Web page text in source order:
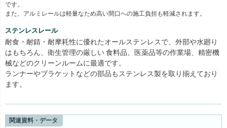
です。
また、アルミレールは軽量なため高い間口への施工負担も軽減されます。
ステンレスレール
耐食・耐錆・耐摩耗性に優れたオールステンレスで、外部や水廻り
はもちろん、衛生管理の厳しい 食料品、医薬品等の作業場、精密機
械などのクリーンルームに最適です。
ランナーやブラケットなどの部品もステンレス製を取り揃えており
ます。
関連資料・データ